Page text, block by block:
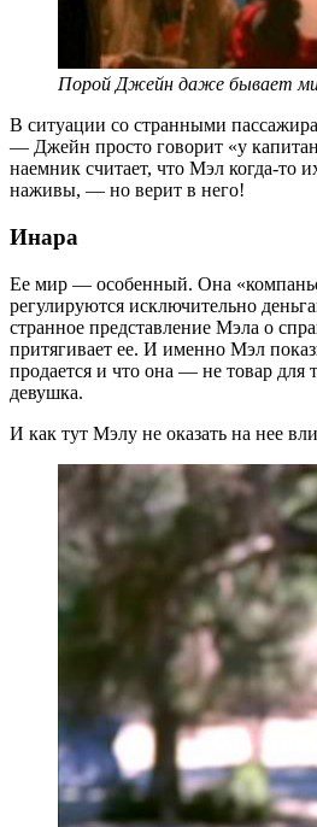
Порой Джейн даже бывает
В ситуации со странными
— Джейн просто говорит «у
наемник считает, что Мэл когда-то
наживы, — но верит в него!
Инара
Ее мир — особенный. Она
регулируются исключительно
странное представление Мэла о
притягивает ее. И именно Мэл
продается и что она — не товар для
девушка.
И как тут Мэлу не оказать на нее